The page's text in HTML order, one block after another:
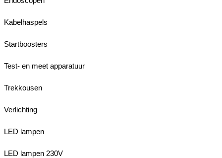
Kabelhaspels
Startboosters
Test- en meet apparatuur
Trekkousen
Verlichting
LED lampen
LED lampen 230V